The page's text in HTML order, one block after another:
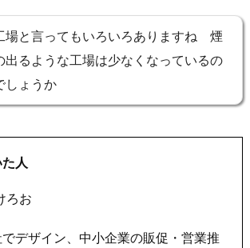
場と言ってもいろいろありますね 煙
出るような工場は少なくなっているの
しょうか
人
ろお
デザイン、中小企業の販促・営業推